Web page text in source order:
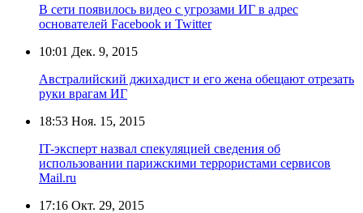
В сети появилось видео с угрозами ИГ в адрес
основателей Facebook и Twitter
10:01 Дек. 9, 2015
Австралийский джихадист и его жена обещают отрезать
руки врагам ИГ
18:53 Ноя. 15, 2015
IT-эксперт назвал спекуляцией сведения об
использовании парижскими террористами сервисов
Mail.ru
17:16 Окт. 29, 2015